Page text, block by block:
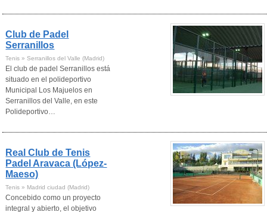
Club de Padel
Serranillos
Tenis » Serranillos del Valle (Madrid)
El club de padel Serranillos está
situado en el polideportivo
Municipal Los Majuelos en
Serranillos del Valle, en este
Polideportivo…
Real Club de Tenis
Padel Aravaca (López-
Maeso)
Tenis » Madrid ciudad (Madrid)
Concebido como un proyecto
integral y abierto, el objetivo